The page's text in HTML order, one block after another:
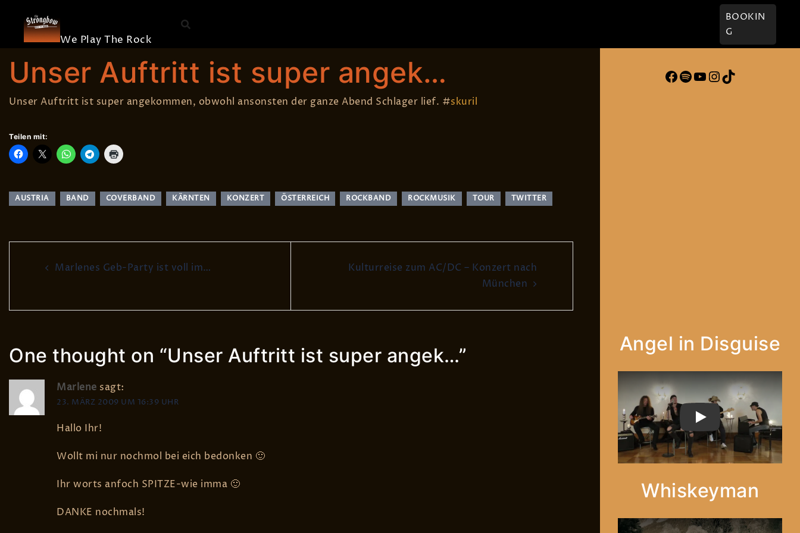
content
We Play The Rock
BOOKIN
G
STEFAN EGGER 21. MÄRZ 2009
Unser Auftritt ist super angek…
Unser Auftritt ist super angekommen, obwohl ansonsten der ganze Abend Schlager lief. #skuril
Teilen mit:
AUSTRIA BAND COVERBAND KÄRNTEN KONZERT ÖSTERREICH ROCKBAND ROCKMUSIK TOUR TWITTER
navigation
Marlenes Geb-Party ist voll im…
Kulturreise zum AC/DC – Konzert nach
München
One thought on “Unser Auftritt ist super angek…”
Marlene sagt:
23. MÄRZ 2009 UM 16:39 UHR
Hallo Ihr!
Wollt mi nur nochmol bei eich bedonken 🙂
Ihr worts anfoch SPITZE-wie imma 🙂
DANKE nochmals!
Facebook
Spotify
YouTube
Instagram
TikTok
Angel in Disguise
PLAY
Whiskeyman